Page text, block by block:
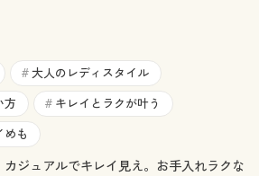
合わせ
# 大人のレディスタイル
方 # キレイとラクが叶う
めも
ジュアルでキレイ見え。お手入れラクな